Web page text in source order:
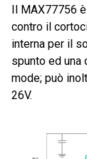
Il MAX77756
contro il
interna per il
spunto ed una
mode; può
26V.